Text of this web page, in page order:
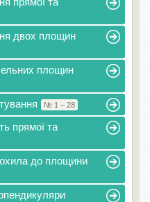
двох площин
площин
№ 1 – 28
прямої та
до площини